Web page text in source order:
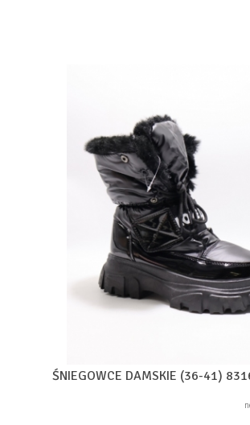
ŚNIEGOWCE DAMSKIE (36-41)